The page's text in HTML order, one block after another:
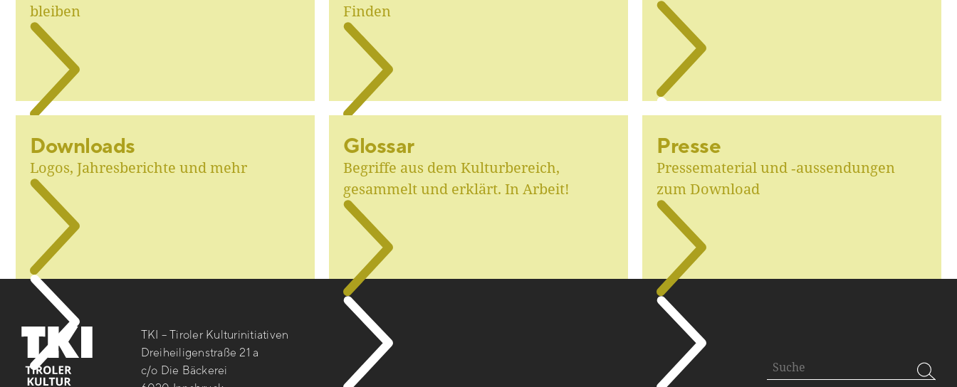
bleiben
Finden
Downloads
Logos, Jahresberichte und mehr
Glossar
Begriffe aus dem Kulturbereich,
gesammelt und erklärt. In Arbeit!
Presse
Pressematerial und ‑aussendungen
zum Download
TKI – Tiroler Kulturinitiativen
Dreiheiligenstraße 21 a
c/o Die Bäckerei